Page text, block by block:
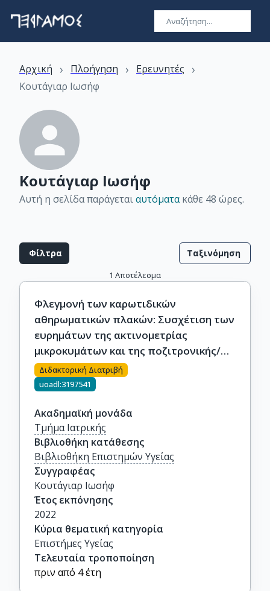
Αρχική › Πλοήγηση › Ερευνητές ›
Κουτάγιαρ Ιωσήφ
Κουτάγιαρ Ιωσήφ
Αυτή η σελίδα παράγεταιαυτόματακάθε 48 ώρες.
Φίλτρα Ταξινόμηση
1 Αποτέλεσμα
Φλεγμονή των καρωτιδικών
αθηρωματικών πλακών: Συσχέτιση των
ευρημάτων της ακτινομετρίας
μικροκυμάτων και της ποζιτρονικής/
αξονικής τομογραφίας (PET/CT)
Διδακτορική Διατριβή
uoadl:3197541
Ακαδημαϊκή μονάδα
Τμήμα Ιατρικής
Βιβλιοθήκη κατάθεσης
Βιβλιοθήκη Επιστημών Υγείας
Συγγραφέας
Κουτάγιαρ Ιωσήφ
Έτος εκπόνησης
2022
Κύρια θεματική κατηγορία
Επιστήμες Υγείας
Τελευταία τροποποίηση
πριν από 4 έτη